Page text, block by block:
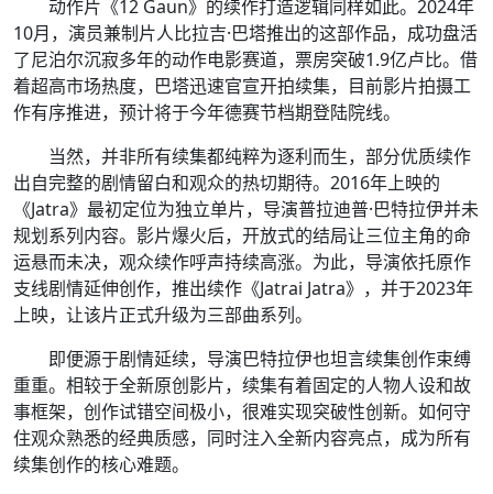
动作片《12 Gaun》的续作打造逻辑同样如此。2024年
10月，演员兼制片人比拉吉·巴塔推出的这部作品，成功盘活
了尼泊尔沉寂多年的动作电影赛道，票房突破1.9亿卢比。借
着超高市场热度，巴塔迅速官宣开拍续集，目前影片拍摄工
作有序推进，预计将于今年德赛节档期登陆院线。
当然，并非所有续集都纯粹为逐利而生，部分优质续作
出自完整的剧情留白和观众的热切期待。2016年上映的
《Jatra》最初定位为独立单片，导演普拉迪普·巴特拉伊并未
规划系列内容。影片爆火后，开放式的结局让三位主角的命
运悬而未决，观众续作呼声持续高涨。为此，导演依托原作
支线剧情延伸创作，推出续作《Jatrai Jatra》，并于2023年
上映，让该片正式升级为三部曲系列。
即便源于剧情延续，导演巴特拉伊也坦言续集创作束缚
重重。相较于全新原创影片，续集有着固定的人物人设和故
事框架，创作试错空间极小，很难实现突破性创新。如何守
住观众熟悉的经典质感，同时注入全新内容亮点，成为所有
续集创作的核心难题。